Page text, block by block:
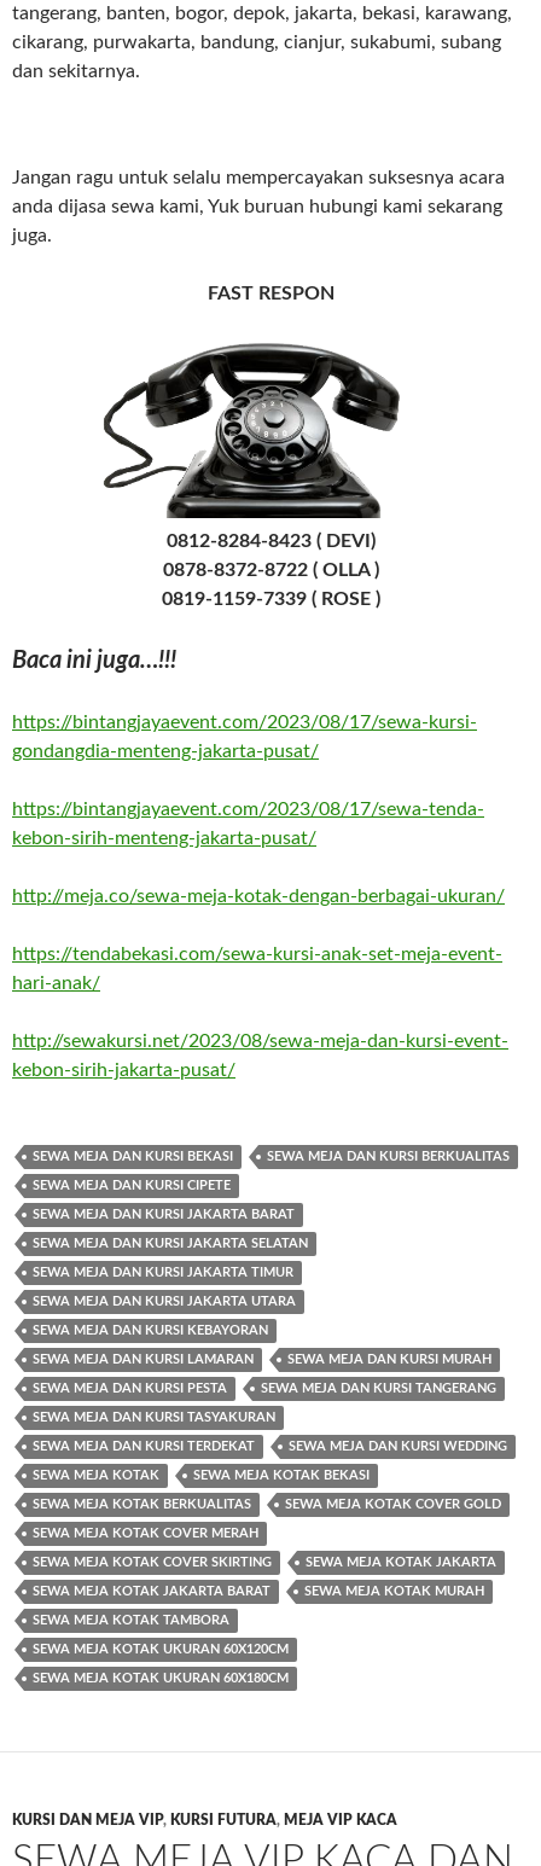
tangerang, banten, bogor, depok, jakarta, bekasi, karawang,
cikarang, purwakarta, bandung, cianjur, sukabumi, subang
dan sekitarnya.
Jangan ragu untuk selalu mempercayakan suksesnya acara
anda dijasa sewa kami, Yuk buruan hubungi kami sekarang
juga.
FAST RESPON
0812-8284-8423 ( DEVI)
0878-8372-8722 ( OLLA )
0819-1159-7339 ( ROSE )
Baca ini juga…!!!
https://bintangjayaevent.com/2023/08/17/sewa-kursi-
gondangdia-menteng-jakarta-pusat/
https://bintangjayaevent.com/2023/08/17/sewa-tenda-
kebon-sirih-menteng-jakarta-pusat/
http://meja.co/sewa-meja-kotak-dengan-berbagai-ukuran/
https://tendabekasi.com/sewa-kursi-anak-set-meja-event-
hari-anak/
http://sewakursi.net/2023/08/sewa-meja-dan-kursi-event-
kebon-sirih-jakarta-pusat/
SEWA MEJA DAN KURSI BEKASI SEWA MEJA DAN KURSI BERKUALITAS
SEWA MEJA DAN KURSI CIPETE
SEWA MEJA DAN KURSI JAKARTA BARAT
SEWA MEJA DAN KURSI JAKARTA SELATAN
SEWA MEJA DAN KURSI JAKARTA TIMUR
SEWA MEJA DAN KURSI JAKARTA UTARA
SEWA MEJA DAN KURSI KEBAYORAN
SEWA MEJA DAN KURSI LAMARAN SEWA MEJA DAN KURSI MURAH
SEWA MEJA DAN KURSI PESTA SEWA MEJA DAN KURSI TANGERANG
SEWA MEJA DAN KURSI TASYAKURAN
SEWA MEJA DAN KURSI TERDEKAT SEWA MEJA DAN KURSI WEDDING
SEWA MEJA KOTAK SEWA MEJA KOTAK BEKASI
SEWA MEJA KOTAK BERKUALITAS SEWA MEJA KOTAK COVER GOLD
SEWA MEJA KOTAK COVER MERAH
SEWA MEJA KOTAK COVER SKIRTING SEWA MEJA KOTAK JAKARTA
SEWA MEJA KOTAK JAKARTA BARAT SEWA MEJA KOTAK MURAH
SEWA MEJA KOTAK TAMBORA
SEWA MEJA KOTAK UKURAN 60X120CM
SEWA MEJA KOTAK UKURAN 60X180CM
KURSI DAN MEJA VIP, KURSI FUTURA, MEJA VIP KACA